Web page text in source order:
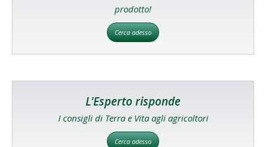
prodotto!
Cerca adesso
L'Esperto risponde
I consigli di Terra e Vita agli agricoltori
Cerca adesso